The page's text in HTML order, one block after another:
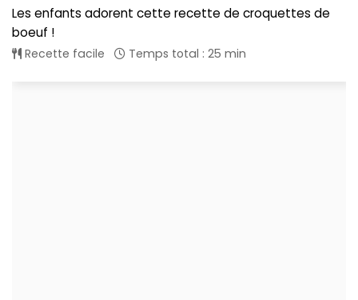
Les enfants adorent cette recette de croquettes de
boeuf !
Recette facile Temps total : 25 min